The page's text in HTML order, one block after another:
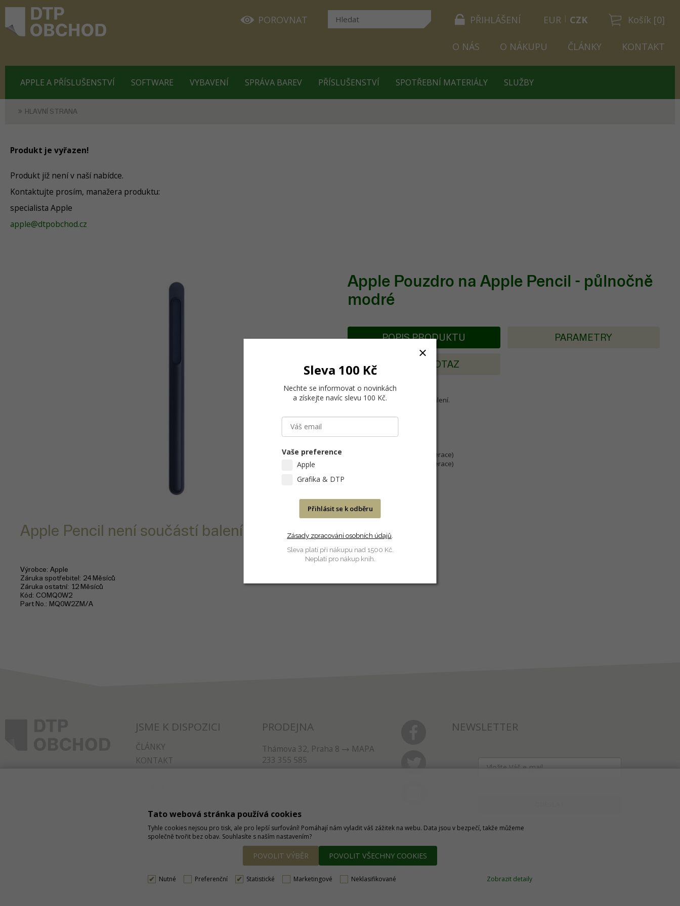
PŘIHLÁŠENÍ Košík [0]
POROVNAT EUR CZK
O NÁS O NÁKUPU ČLÁNKY KONTAKT
APPLE A PŘÍSLUŠENSTVÍ SOFTWARE VYBAVENÍ SPRÁVA BAREV PŘÍSLUŠENSTVÍ SPOTŘEBNÍ MATERIÁLY SLUŽBY
HLAVNÍ STRANA
Produkt je vyřazen!
Produkt již není v naší nabídce.
Kontaktujte prosím, manažera produktu:
specialista Apple
apple@dtpobchod.cz
Apple Pouzdro na Apple Pencil - půlnočně
modré
Apple Pencil není součástí balení.
Výrobce Apple
Záruka spotřebitel
24 Měsíců
Záruka ostatní 12 Měsíců
Kód
COMQ0W2
Part No.
MQ0W2ZM/A
POPIS PRODUKTU PARAMETRY
POSLAT DOTAZ
Apple Pencil není součástí balení.
Kompatibilita Apple Pencil:
iPad Pro (9,7palcový)
iPad Pro (12,9palcový, 1. generace)
iPad Pro (12,9palcový, 2. generace)
JSME K DISPOZICI
ČLÁNKY
KONTAKT
PRODEJNA
Thámova 32, Praha 8
MAPA
233 355 585
NEWSLETTER
Tato webová stránka používá cookies
Tyhle cookies nejsou pro tisk, ale pro lepší surfování! Pomáhají nám vyladit váš zážitek na webu. Data jsou v bezpečí, takže můžeme
společně tvořit bez obav. Souhlasíte s naším nastavením?
POVOLIT VÝBĚR POVOLIT VŠECHNY COOKIES
Nutné Preferenční Statistické Marketingové Neklasifikované Zobrazit detaily
Sleva 100 Kč
Nechte se informovat o novinkách
a získejte navíc slevu 100 Kč.
Vaše preference
Apple
Grafika & DTP
Přihlásit se k odběru
Zásady zpracování osobních údajů
Sleva platí při nákupu nad 1500 Kč.
Neplatí pro nákup knih.